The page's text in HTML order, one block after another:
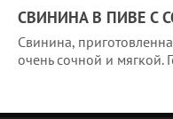
СВИНИНА В ПИВЕ С
Свинина,
очень сочной и мягкой.